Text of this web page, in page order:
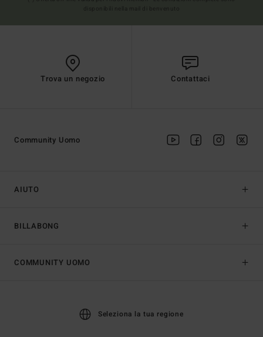
Trova un negozio Contattaci
AIUTO
BILLABONG
Community Uomo
COMMUNITY UOMO
Seleziona la tua regione